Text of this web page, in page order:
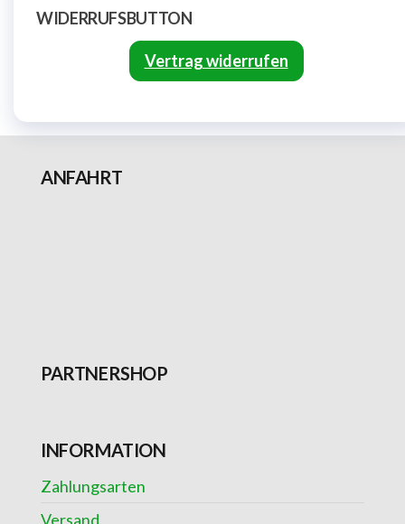
WIDERRUFSBUTTON
Vertrag widerrufen
ANFAHRT
PARTNERSHOP
INFORMATION
Zahlungsarten
Versand